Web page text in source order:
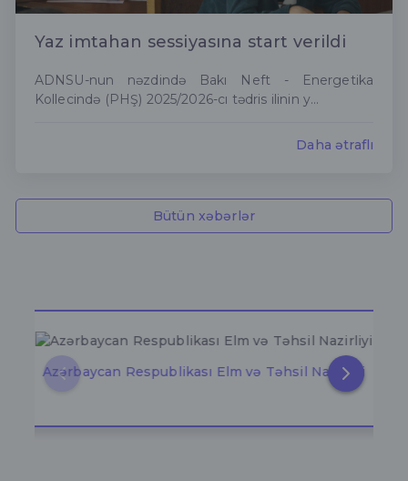
Yaz imtahan sessiyasına start verildi
ADNSU-nun nəzdində Bakı Neft - Energetika
Kollecində (PHŞ) 2025/2026-cı tədris ilinin y...
Daha ətraflı
Bütün xəbərlər
Azərbaycan Respublikası Elm və Təhsil Nazirliyi